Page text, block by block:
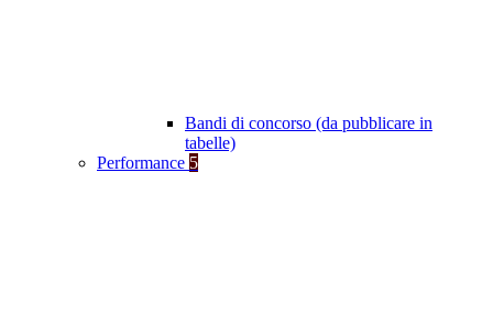
Bandi di concorso (da pubblicare in
tabelle)
Performance 5